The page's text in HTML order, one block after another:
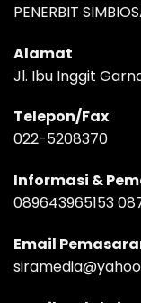
PENERBIT
Alamat
Jl. Ibu Inggit
Telepon/Fax
022-5208370
Informasi &
089643965153
Email